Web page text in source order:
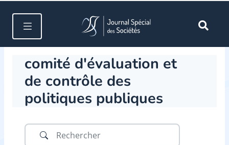
comité d'évaluation et
de contrôle des
politiques publiques